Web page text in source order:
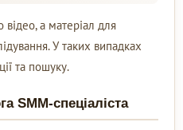
а матеріал для
У таких випадках
та пошуку.
SMM-спеціаліста